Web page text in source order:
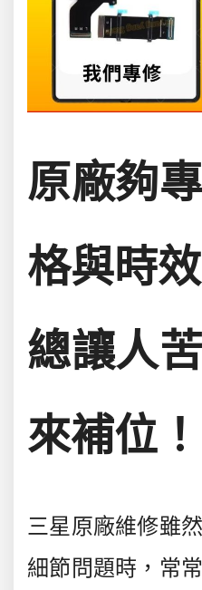
原廠夠
格與時效
總讓人
來補位！
三星原廠維修雖
細節問題時，常